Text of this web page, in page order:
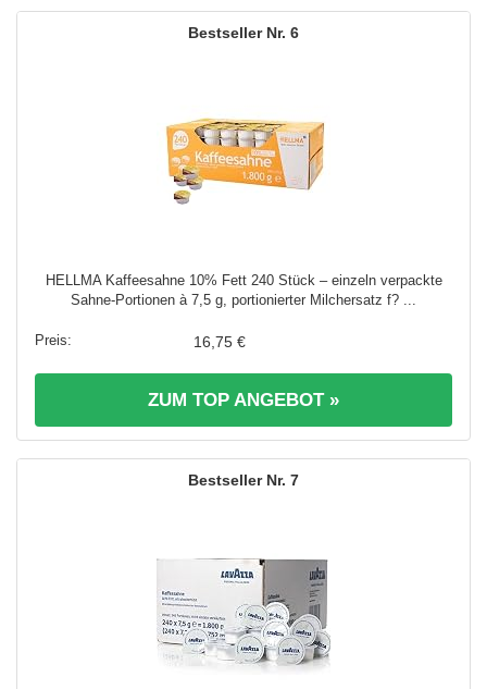
6
HELLMA Kaffeesahne 10% Fett 240 Stück – einzeln verpackte
Sahne-Portionen à 7,5 g, portionierter Milchersatz f? ...
16,75 €
ZUM TOP ANGEBOT »
7